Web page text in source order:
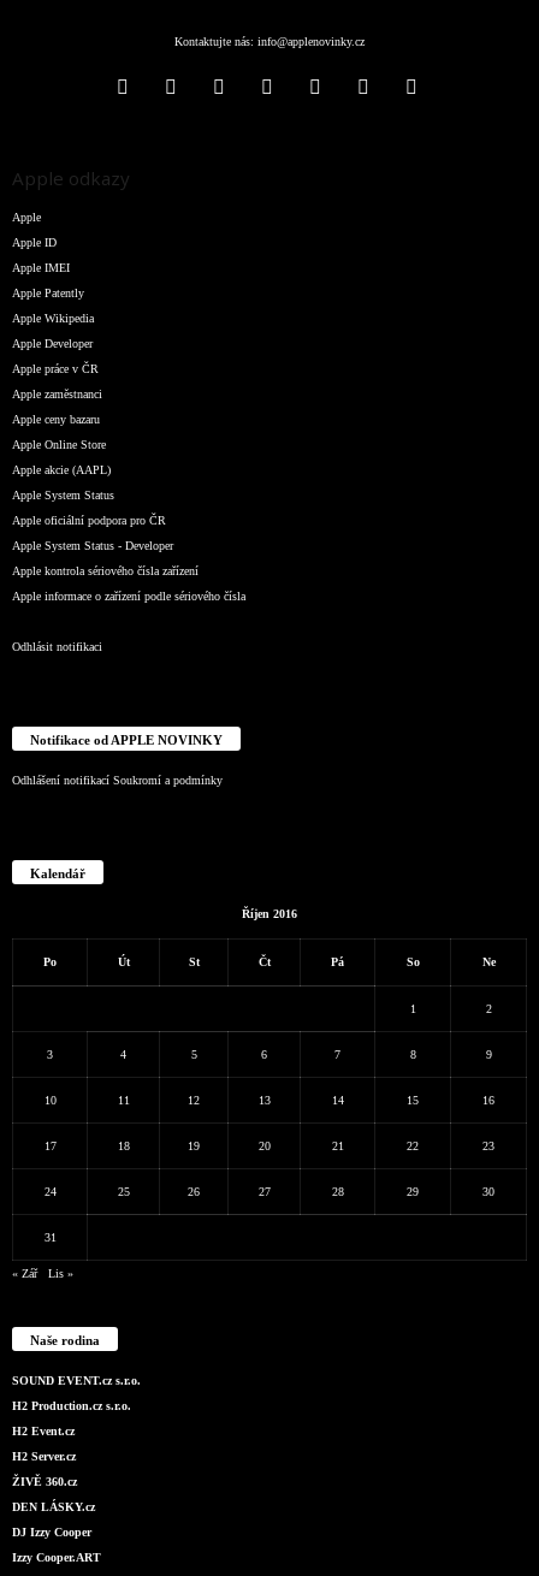
Kontaktujte nás: info@applenovinky.cz
Apple odkazy
Apple
Apple ID
Apple IMEI
Apple Patently
Apple Wikipedia
Apple Developer
Apple práce v ČR
Apple zaměstnanci
Apple ceny bazaru
Apple Online Store
Apple akcie (AAPL)
Apple System Status
Apple oficiální podpora pro ČR
Apple System Status - Developer
Apple kontrola sériového čísla zařízení
Apple informace o zařízení podle sériového čísla
Odhlásit notifikaci
Notifikace od APPLE NOVINKY
Odhlášení notifikací Soukromí a podmínky
Kalendář
Říjen 2016
Po Út St Čt Pá So Ne
1 2
3 4 5 6 7 8 9
10 11 12 13 14 15 16
17 18 19 20 21 22 23
24 25 26 27 28 29 30
31
« Zář Lis »
Naše rodina
SOUND EVENT.cz s.r.o.
H2 Production.cz s.r.o.
H2 Event.cz
H2 Server.cz
ŽIVĚ 360.cz
DEN LÁSKY.cz
DJ Izzy Cooper
Izzy Cooper.ART